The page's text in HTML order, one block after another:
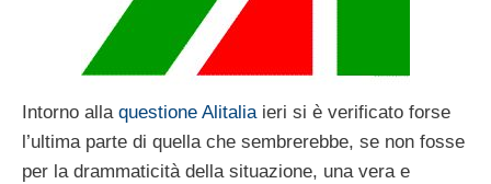
Intorno alla questione Alitaliaieri si è verificato forse
l’ultima parte di quella che sembrerebbe, se non fosse
per la drammaticità della situazione, una vera e